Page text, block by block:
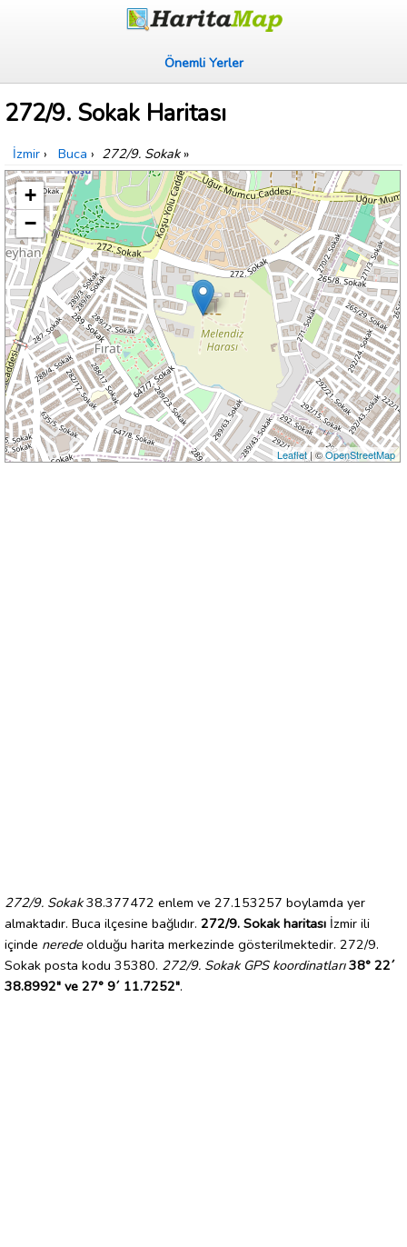
Önemli Yerler
272/9. Sokak Haritası
İzmir › Buca › 272/9. Sokak»
+
−
Leaflet| ©OpenStreetMap
272/9. Sokak38.377472 enlem ve 27.153257 boylamda yer
almaktadır. Buca ilçesine bağlıdır. 272/9. Sokak haritası İzmir ili
içinde nerede olduğu harita merkezinde gösterilmektedir. 272/9.
Sokak posta kodu 35380. 272/9. Sokak GPS koordinatları 38° 22´
38.8992" ve 27° 9´ 11.7252".